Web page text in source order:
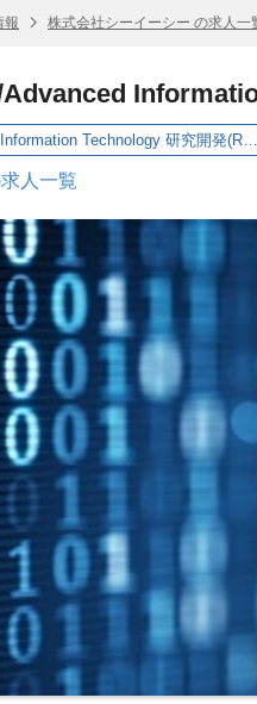
報 株式会社シーイーシー の求人一
/Advanced
【先端技】名古屋/Advanced Information Technology 研究開発(R＆D)ポジション
人一覧